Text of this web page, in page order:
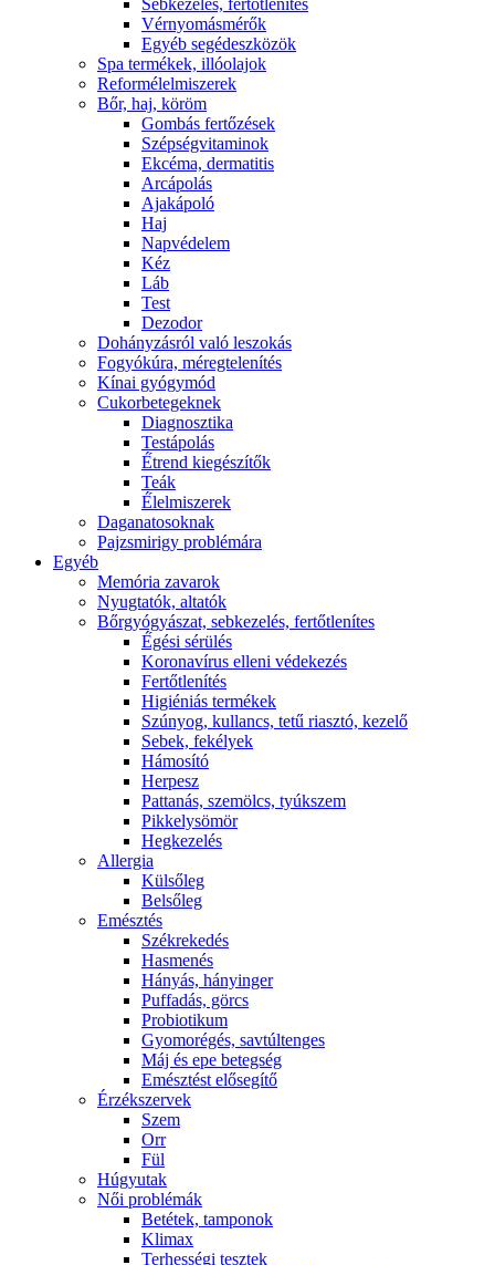
Sebkezelés, fertőtlenítés
Vérnyomásmérők
Egyéb segédeszközök
Spa termékek, illóolajok
Reformélelmiszerek
Bőr, haj, köröm
Gombás fertőzések
Szépségvitaminok
Ekcéma, dermatitis
Arcápolás
Ajakápoló
Haj
Napvédelem
Kéz
Láb
Test
Dezodor
Dohányzásról való leszokás
Fogyókúra, méregtelenítés
Kínai gyógymód
Cukorbetegeknek
Diagnosztika
Testápolás
É́trend kiegészítők
Teák
É́lelmiszerek
Daganatosoknak
Pajzsmirigy problémára
Egyéb
Memória zavarok
Nyugtatók, altatók
Bőrgyógyászat, sebkezelés, fertőtlenítes
É́gési sérülés
Koronavírus elleni védekezés
Fertőtlenítés
Higiéniás termékek
Szúnyog, kullancs, tetű riasztó, kezelő
Sebek, fekélyek
Hámosító
Herpesz
Pattanás, szemölcs, tyúkszem
Pikkelysömör
Hegkezelés
Allergia
Külsőleg
Belsőleg
Emésztés
Székrekedés
Hasmenés
Hányás, hányinger
Puffadás, görcs
Probiotikum
Gyomorégés, savtúltenges
Máj és epe betegség
Emésztést elősegítő
Érzékszervek
Szem
Orr
Fül
Húgyutak
Női problémák
Betétek, tamponok
Klimax
Terhességi tesztek